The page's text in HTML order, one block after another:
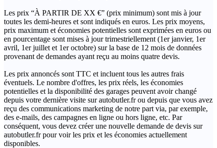
Les prix “À PARTIR DE XX €” (prix minimum) sont mis à jour
toutes les demi-heures et sont indiqués en euros. Les prix moyens,
prix maximum et économies potentielles sont exprimées en euros ou
en pourcentage sont mises à jour trimestriellement (1er janvier, 1er
avril, 1er juillet et 1er octobre) sur la base de 12 mois de données
provenant de demandes ayant reçu au moins quatre devis.
Les prix annoncés sont TTC et incluent tous les autres frais
éventuels. Le nombre d'offres, les prix réels, les économies
potentielles et la disponibilité des garages peuvent avoir changé
depuis votre dernière visite sur autobutler.fr ou depuis que vous avez
reçu des communications marketing de notre part via, par exemple,
des e-mails, des campagnes en ligne ou hors ligne, etc. Par
conséquent, vous devez créer une nouvelle demande de devis sur
autobutler.fr pour voir les prix et les économies actuellement
disponibles.